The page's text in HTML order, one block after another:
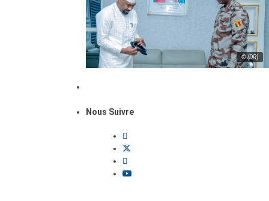
© (DR)
Nous Suivre